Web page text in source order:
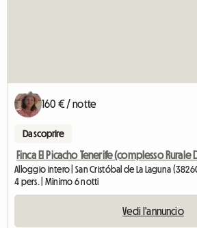
160 € / notte
Da scoprire
Finca El Picacho Tenerife (complesso
Alloggio intero | San Cristóbal de La Laguna
4 pers. | Minimo 6 notti
Vedi l'annuncio